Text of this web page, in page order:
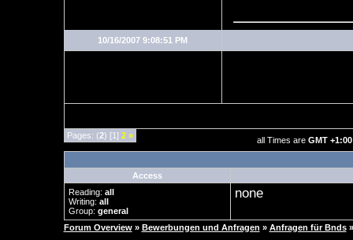
10/16/2007 9:08:51 PM
Pages: (2) [1] 2 » all Times are GMT +1:00
Access
Reading: all
Writing: all
Group: general
none
Forum Overview » Bewerbungen und Anfragen » Anfragen für Bnds